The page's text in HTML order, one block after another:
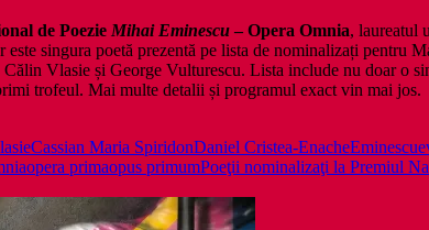
de Poezie Mihai Eminescu – Opera Omnia, laureatul
este singura poetă prezentă pe lista de nominalizați pentru
Vlasie și George Vulturescu. Lista include nu doar o
trofeul. Mai multe detalii și programul exact vin mai jos.
Cassian Maria SpiridonDaniel Cristea-EnacheEminescu
opera primaopus primumPoeţii nominalizaţi la Premiul